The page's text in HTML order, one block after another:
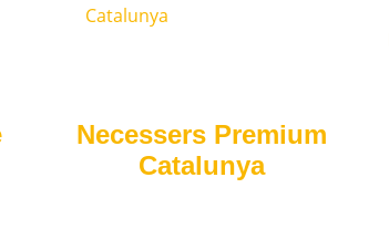
Necessers Premium
Catalunya